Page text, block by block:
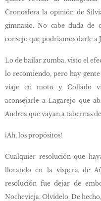
Cronosfera la opinión de
gimnasio. No cabe duda de
consejo que podríamos darle a
Lo de bailar zumba, visto el
lo recomiendo, pero hay
viaje en moto y Collado
aconsejarle a Lagarejo que
Andrea que vayan a tabernas
¡Ah, los propósitos!
Cualquier resolución que
llorando en la víspera de
resolución fue dejar de
Nochevieja. Olvídelo. De